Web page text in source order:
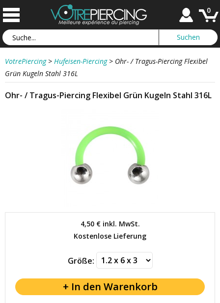
0
VotrePiercing > Hufeisen-Piercing > Ohr- / Tragus-Piercing Flexibel
Grün Kugeln Stahl 316L
Ohr- / Tragus-Piercing Flexibel Grün Kugeln Stahl 316L
4,50 €inkl. MwSt.
Kostenlose Lieferung
Größe: